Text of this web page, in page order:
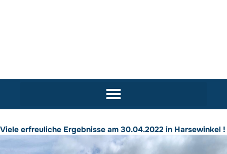
Viele erfreuliche Ergebnisse am 30.04.2022 in Harsewinkel !